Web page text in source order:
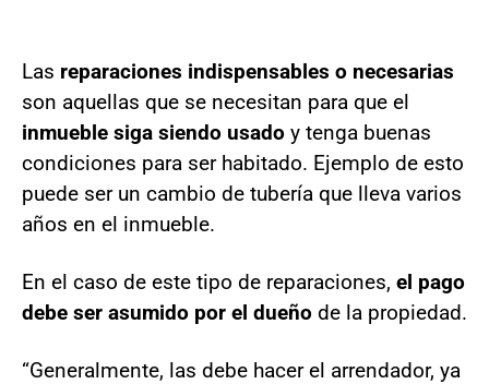
Las reparaciones indispensables o necesarias
son aquellas que se necesitan para que el
inmueble siga siendo usado y tenga buenas
condiciones para ser habitado. Ejemplo de esto
puede ser un cambio de tubería que lleva varios
años en el inmueble.
En el caso de este tipo de reparaciones, el pago
debe ser asumido por el dueño de la propiedad.
“Generalmente, las debe hacer el arrendador, ya